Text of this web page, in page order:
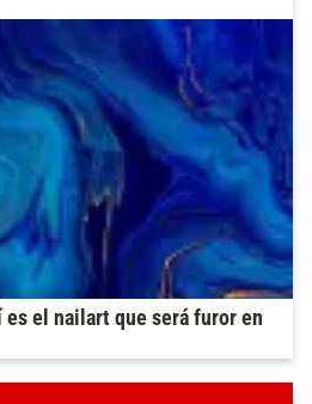
es el nailart que será furor en